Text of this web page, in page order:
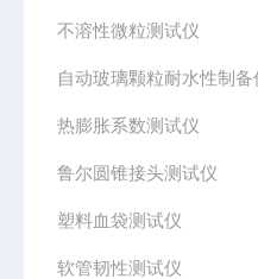
不溶性微粒测试仪
自动玻璃颗粒耐水性制备
热膨胀系数测试仪
鲁尔圆锥接头测试仪
塑料血袋测试仪
软管韧性测试仪